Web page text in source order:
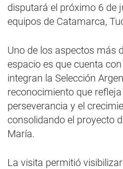
disputará el próximo 6 de
equipos de Catamarca,
Uno de los aspectos más
espacio es que cuenta
integran la Selección
reconocimiento que
perseverancia y el
consolidando el proyecto
María.
La visita permitió